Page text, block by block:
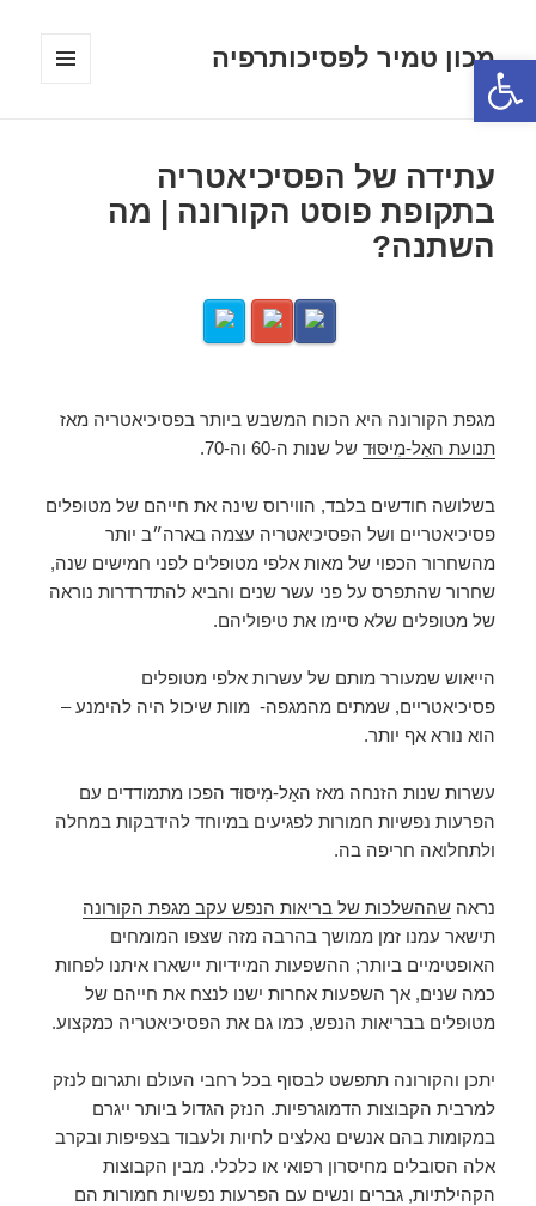
פתח סרגל נגישות
מכון טמיר לפסיכותרפיה
עתידה של הפסיכיאטריה
בתקופת פוסט הקורונה | מה
השתנה?
מגפת הקורונה היא הכוח המשבש ביותר בפסיכיאטריה מאז
תנועת האַל-מִיסּוּד של שנות ה-60 וה-70.
בשלושה חודשים בלבד, הווירוס שינה את חייהם של מטופלים
פסיכיאטריים ושל הפסיכיאטריה עצמה בארה״ב יותר
מהשחרור הכפוי של מאות אלפי מטופלים לפני חמישים שנה,
שחרור שהתפרס על פני עשר שנים והביא להתדרדרות נוראה
של מטופלים שלא סיימו את טיפוליהם.
הייאוש שמעורר מותם של עשרות אלפי מטופלים
פסיכיאטריים, שמתים מהמגפה- מוות שיכול היה להימנע –
הוא נורא אף יותר.
עשרות שנות הזנחה מאז האַל-מִיסּוּד הפכו מתמודדים עם
הפרעות נפשיות חמורות לפגיעים במיוחד להידבקות במחלה
ולתחלואה חריפה בה.
נראהשההשלכות של בריאות הנפש עקב מגפת הקורונה
תישאר עמנו זמן ממושך בהרבה מזה שצפו המומחים
האופטימיים ביותר; ההשפעות המיידיות יישארו איתנו לפחות
כמה שנים, אך השפעות אחרות ישנו לנצח את חייהם של
מטופלים בבריאות הנפש, כמו גם את הפסיכיאטריה כמקצוע.
יתכן והקורונה תתפשט לבסוף בכל רחבי העולם ותגרום לנזק
למרבית הקבוצות הדמוגרפיות. הנזק הגדול ביותר ייגרם
במקומות בהם אנשים נאלצים לחיות ולעבוד בצפיפות ובקרב
אלה הסובלים מחיסרון רפואי או כלכלי. מבין הקבוצות
הקהילתיות, גברים ונשים עם הפרעות נפשיות חמורות הם